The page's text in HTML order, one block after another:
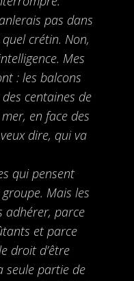
pas dans
crétin. Non,
Mes
: les balcons
centaines de
en face des
dire, qui va
qui pensent
Mais les
adhérer, parce
et parce
droit d’être
seule partie de